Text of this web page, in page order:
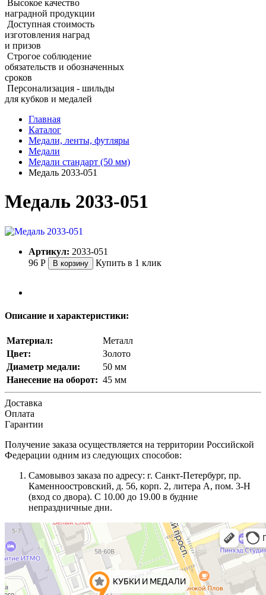
Высокое качество
наградной продукции
Доступная стоимость
изготовления наград
и призов
Строгое соблюдение
обязательств и обозначенных
сроков
Персонализация - шильды
для кубков и медалей
Главная
Каталог
Медали, ленты, футляры
Медали
Медали стандарт (50 мм)
Медаль 2033‑051
Медаль 2033‑051
Артикул: 2033-051
96 Р В корзину Купить в 1 клик
Описание и характеристики:
Материал:
Металл
Цвет:
Золото
Диаметр медали:
50 мм
Нанесение на оборот: 45 мм
Доставка
Оплата
Гарантии
Получение заказа осуществляется на территории Российской
Федерации одним из следующих способов:
Самовывоз заказа по адресу: г. Санкт-Петербург, пр.
Каменноостровский, д. 56, корп. 2, литера А, пом. 3-Н
(вход со двора). С 10.00 до 19.00 в будние
непраздничные дни.